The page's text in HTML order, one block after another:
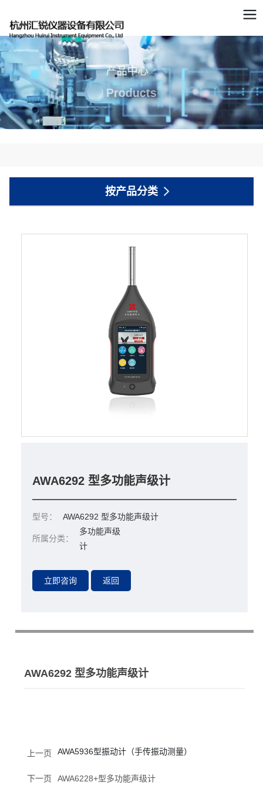
产品中心
Products
按产品分类
AWA6292 型多功能声级计
型号： AWA6292 型多功能声级计
所属分类：
多功能声级
计
AWA6292 型多功能声级计
上一页 AWA5936型振动计（手传振动测量）
下一页 AWA6228+型多功能声级计